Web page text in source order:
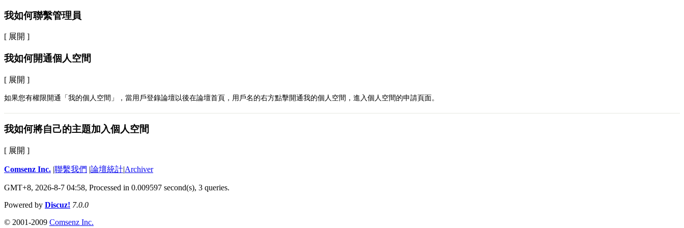
我如何聯繫管理員
[ 展開 ]
我如何開通個人空間
[ 展開 ]
如果您有權限開通「我的個人空間」，當用戶登錄論壇以後在論壇首頁，用戶名的右方點擊開通我的個人空間，進入個人空間的申請頁面。
我如何將自己的主題加入個人空間
[ 展開 ]
Comsenz Inc. |聯繫我們 |論壇統計|Archiver
GMT+8, 2026-8-7 04:58, Processed in 0.009597 second(s), 3 queries.
Powered by Discuz! 7.0.0
© 2001-2009 Comsenz Inc.